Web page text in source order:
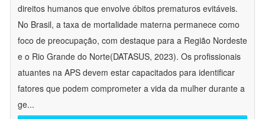
direitos humanos que envolve óbitos prematuros evitáveis.
No Brasil, a taxa de mortalidade materna permanece como
foco de preocupação, com destaque para a Região Nordeste
e o Rio Grande do Norte(DATASUS, 2023). Os profissionais
atuantes na APS devem estar capacitados para identificar
fatores que podem comprometer a vida da mulher durante a
ge...